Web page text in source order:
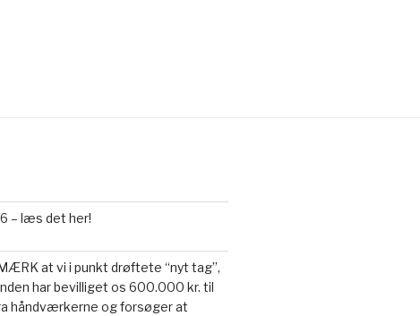
– læs det her!
at vi i punkt drøftete “nyt tag”,
har bevilliget os 600.000 kr. til
håndværkerne og forsøger at